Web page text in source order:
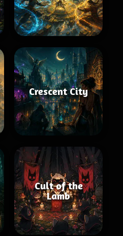
Crescent City
Cult of the
Lamb